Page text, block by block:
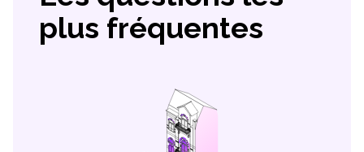
plus fréquentes